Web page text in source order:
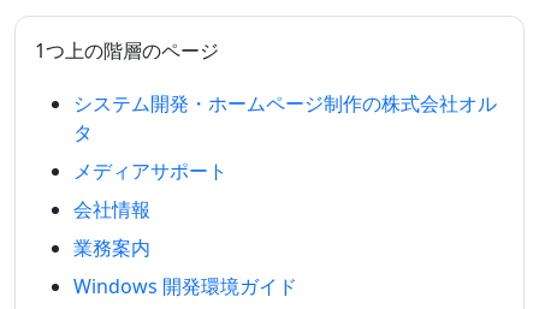
1つ上の階層のページ
システム開発・ホームページ制作の株式会社オル
タ
メディアサポート
会社情報
業務案内
Windows 開発環境ガイド